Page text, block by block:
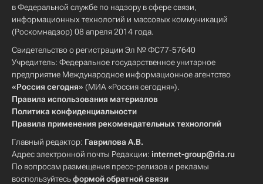
в Федеральной службе по надзору в сфере связи,
информационных технологий и массовых коммуникаций
(Роскомнадзор) 08 апреля 2014 года.
Свидетельство о регистрации Эл № ФС77-57640
Учредитель: Федеральное государственное унитарное
предприятие Международное информационное агентство
«Россия сегодня» (МИА «Россия сегодня»).
Правила использования материалов
Политика конфиденциальности
Правила применения рекомендательных технологий
Главный редактор: Гаврилова А.В.
Адрес электронной почты Редакции: internet-group@ria.ru
По вопросам размещения пресс-релизов и рекламы
воспользуйтесьформой обратной связи